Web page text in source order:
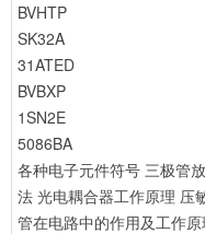
BVHTP
SK32A
31ATED
BVBXP
1SN2E
5086BA
各种电子元件符号 三极管
法 光电耦合器工作原理 压
管在电路中的作用及工作原